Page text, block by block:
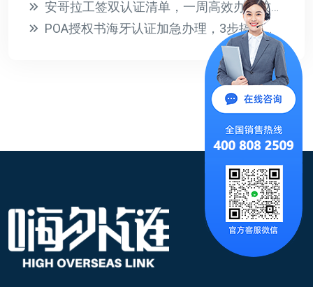
安哥拉工签双认证清单，一周高效办理攻略！
POA授权书海牙认证加急办理，3步搞定全球通用